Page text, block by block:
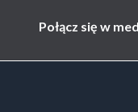
Połącz się w